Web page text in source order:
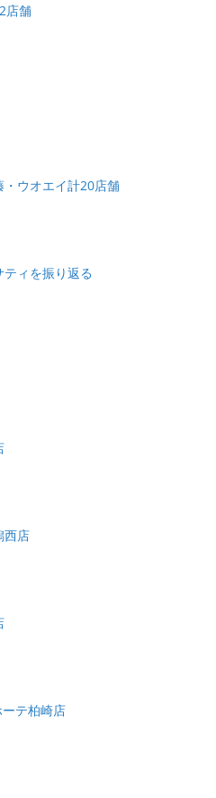
店舗
・ウオエイ計20店舗
ィを振り返る
西店
テ柏崎店